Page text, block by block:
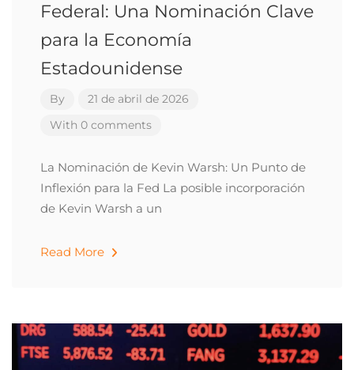
Federal: Una Nominación Clave
para la Economía
Estadounidense
By
21 de abril de 2026
With 0 comments
La Nominación de Kevin Warsh: Un Punto de
Inflexión para la Fed La posible incorporación
de Kevin Warsh a un
Read More